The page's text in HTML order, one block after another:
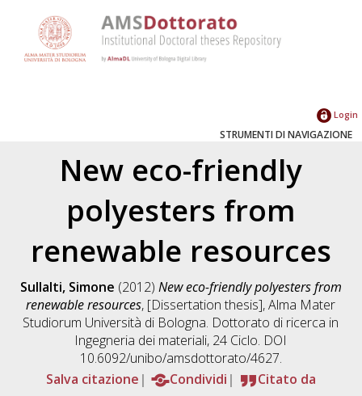
Login
STRUMENTI DI NAVIGAZIONE
New eco-friendly
polyesters from
renewable resources
Sullalti, Simone (2012) New eco-friendly polyesters from
renewable resources, [Dissertation thesis], Alma Mater
Studiorum Università di Bologna. Dottorato di ricerca in
Ingegneria dei materiali, 24 Ciclo. DOI
10.6092/unibo/amsdottorato/4627.
Salva citazione
Condividi
Citato da